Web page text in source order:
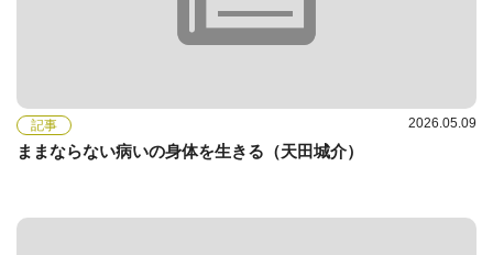
記事 2026.05.09
ままならない病いの身体を生きる（天田城介）